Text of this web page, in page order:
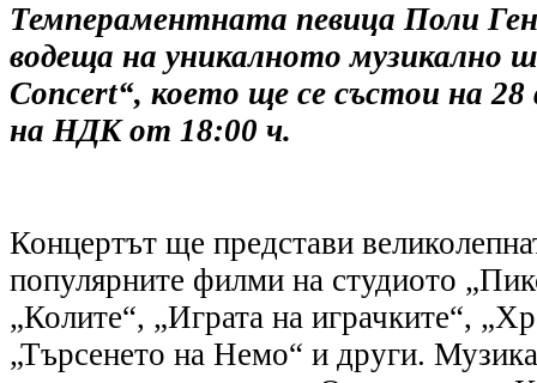
Темпераментната певица Поли
водеща на уникалното музикално
Concert“, което ще се състои на 28
на НДК от 18:00 ч.
Концертът ще представи
популярните филми на студиото
„Колите“, „Играта на играчките“,
„Търсенето на Немо“ и други.